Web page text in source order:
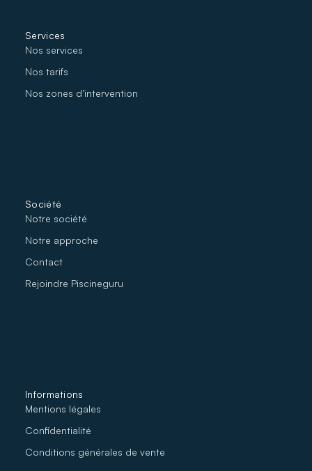
Services
Nos services
Nos tarifs
Nos zones d’intervention
Société
Notre société
Notre approche
Contact
Rejoindre Piscineguru
Informations
Mentions légales
Confidentialité
Conditions générales de vente